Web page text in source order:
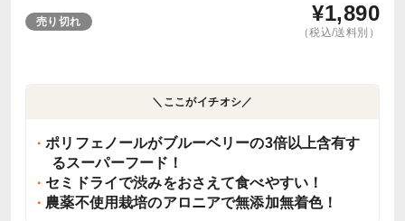
売り切れ ¥1,890
（税込/送料別）
＼ここがイチオシ／
ポリフェノールがブルーベリーの3倍以上含有す
るスーパーフード！
セミドライで渋みをおさえて食べやすい！
農薬不使用栽培のアロニアで無添加無着色！